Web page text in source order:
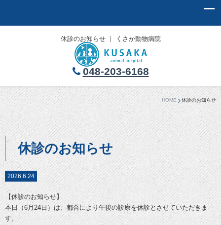
休診のお知らせ ｜ くさか動物病院
048-203-6168
HOME 休診のお知らせ
休診のお知らせ
2026.6.24
【休診のお知らせ】
本日（6月24日）は、都合により午後の診療を休診とさせていただきま
す。